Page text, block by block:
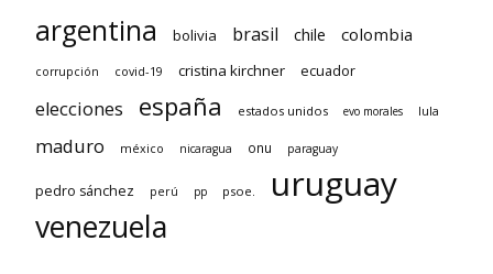
argentina bolivia brasil chile colombia
corrupción covid-19 cristina kirchner ecuador
elecciones españa estados unidos evo morales lula
maduro méxico nicaragua onu paraguay
pedro sánchez perú pp psoe. uruguay
venezuela